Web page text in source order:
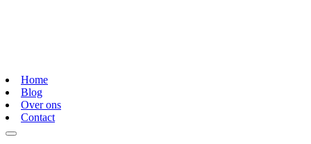
Home
Blog
Over ons
Contact